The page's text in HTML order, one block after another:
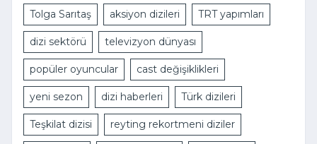
Tolga Sarıtaş aksiyon dizileri TRT yapımları
dizi sektörü televizyon dünyası
popüler oyuncular cast değişiklikleri
yeni sezon dizi haberleri Türk dizileri
Teşkilat dizisi reyting rekortmeni diziler